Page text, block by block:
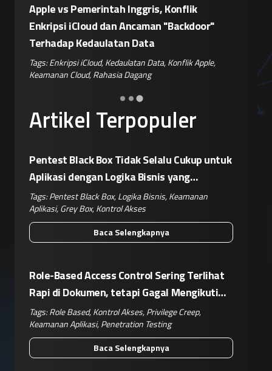
Artikel Terpopuler
Pentest Black Box Tidak Selalu Cukup untuk
Aplikasi dengan Logika Bisnis yang
Kompleks
Tags:Pentest Black Box,Logika Bisnis,Keamanan
Aplikasi,Grey Box,Kontrol Akses
Baca Selengkapnya
Role-Based Access Control Sering Terlihat
Rapi di Dokumen, tetapi Gagal Mengikuti
Operasional Nyata
Tags:Role Based,Kontrol Akses,Privilege Creep,
Keamanan Aplikasi,Penetration Testing
Baca Selengkapnya
Eskalasi Perang Teknologi, China
Siapkan Retaliasi Terhadap Kebijakan
Pemblokiran Robot dan Inverter oleh AS
Tags:Perang Teknologi,Kebijakan AS,Retaliasi China
Keamanan IoT,Risiko Pasok